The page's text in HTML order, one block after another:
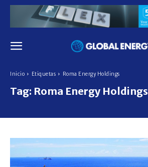
Inicio Etiquetas Roma Energy Holdings
Tag: Roma Energy Holdings